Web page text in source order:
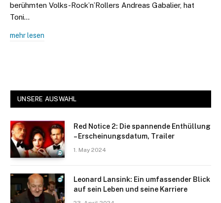
berühmten Volks-Rock’n’Rollers Andreas Gabalier, hat
Toni…
mehr lesen
UNSERE AUSWAHL
Red Notice 2: Die spannende Enthüllung
– Erscheinungsdatum, Trailer
1. May 2024
Leonard Lansink: Ein umfassender Blick
auf sein Leben und seine Karriere